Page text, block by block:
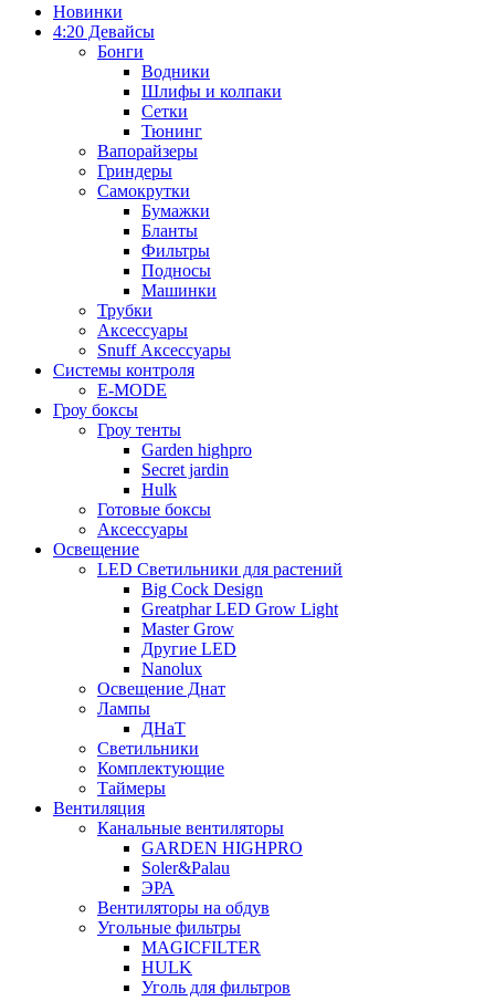
Новинки
4:20 Девайсы
Бонги
Водники
Шлифы и колпаки
Сетки
Тюнинг
Вапорайзеры
Гриндеры
Самокрутки
Бумажки
Бланты
Фильтры
Подносы
Машинки
Трубки
Аксессуары
Snuff Аксессуары
Системы контроля
E-MODE
Гроу боксы
Гроу тенты
Garden highpro
Secret jardin
Hulk
Готовые боксы
Аксессуары
Освещение
LED Светильники для растений
Big Cock Design
Greatphar LED Grow Light
Master Grow
Другие LED
Nanolux
Освещение Днат
Лампы
ДНаТ
Светильники
Комплектующие
Таймеры
Вентиляция
Канальные вентиляторы
GARDEN HIGHPRO
Soler&Palau
ЭРА
Вентиляторы на обдув
Угольные фильтры
MAGICFILTER
HULK
Уголь для фильтров